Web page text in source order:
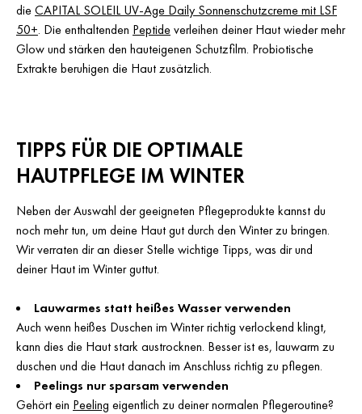
dieCAPITAL SOLEIL UV-Age Daily Sonnenschutzcreme mit LSF
50+. Die enthaltenden Peptideverleihen deiner Haut wieder mehr
Glow und stärken den hauteigenen Schutzfilm. Probiotische
Extrakte beruhigen die Haut zusätzlich.
TIPPS FÜR DIE OPTIMALE
HAUTPFLEGE IM WINTER
Neben der Auswahl der geeigneten Pflegeprodukte kannst du
noch mehr tun, um deine Haut gut durch den Winter zu bringen.
Wir verraten dir an dieser Stelle wichtige Tipps, was dir und
deiner Haut im Winter guttut.
Lauwarmes statt heißes Wasser verwenden
Auch wenn heißes Duschen im Winter richtig verlockend klingt,
kann dies die Haut stark austrocknen. Besser ist es, lauwarm zu
duschen und die Haut danach im Anschluss richtig zu pflegen.
Peelings nur sparsam verwenden
Gehört ein Peeling eigentlich zu deiner normalen Pflegeroutine?